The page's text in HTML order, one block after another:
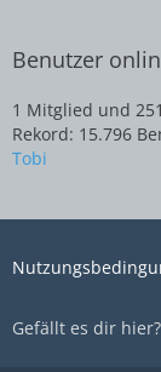
Benutzer
1 Mitglied und
Rekord: 15.796
Tobi
Gefällt es dir